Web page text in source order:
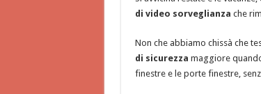
di video sorveglianza che
Non che abbiamo chissà che
di sicurezza maggiore
finestre e le porte finestre,